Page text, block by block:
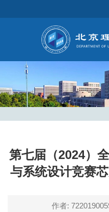
第七届（2024）
与系统设计竞赛
作者: